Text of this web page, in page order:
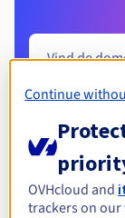
Continue
OVHcloud and
trackers on